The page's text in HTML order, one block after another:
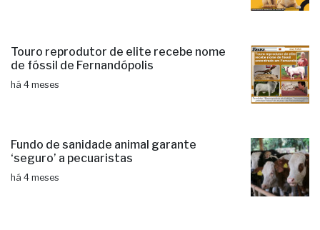
Touro reprodutor de elite recebe nome
de fóssil de Fernandópolis
há 4 meses
Fundo de sanidade animal garante
‘seguro’ a pecuaristas
há 4 meses